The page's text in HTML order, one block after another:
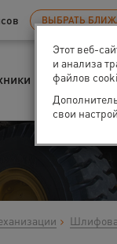
ВЫБРАТЬ
Запчасти
Этот веб-
и анализа
файлов
свои